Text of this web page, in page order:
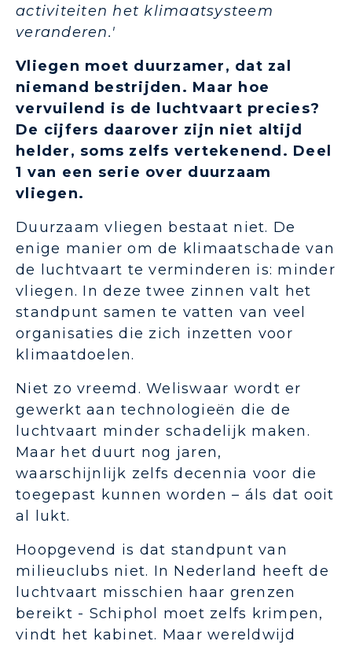
activiteiten het klimaatsysteem
veranderen.'
Vliegen moet duurzamer, dat zal
niemand bestrijden. Maar hoe
vervuilend is de luchtvaart precies?
De cijfers daarover zijn niet altijd
helder, soms zelfs vertekenend. Deel
1 van een serie over duurzaam
vliegen.
Duurzaam vliegen bestaat niet. De
enige manier om de klimaatschade van
de luchtvaart te verminderen is: minder
vliegen. In deze twee zinnen valt het
standpunt samen te vatten van veel
organisaties die zich inzetten voor
klimaatdoelen.
Niet zo vreemd. Weliswaar wordt er
gewerkt aan technologieën die de
luchtvaart minder schadelijk maken.
Maar het duurt nog jaren,
waarschijnlijk zelfs decennia voor die
toegepast kunnen worden – áls dat ooit
al lukt.
Hoopgevend is dat standpunt van
milieuclubs niet. In Nederland heeft de
luchtvaart misschien haar grenzen
bereikt - Schiphol moet zelfs krimpen,
vindt het kabinet. Maar wereldwijd